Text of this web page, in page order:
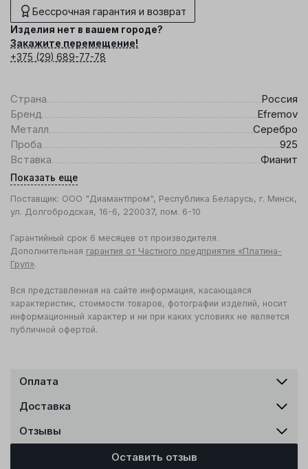
Бессрочная гарантия и возврат
Изделия нет в вашем городе?
Закажите перемещение!
+375 (29) 689-77-78
Страна
Россия
Бренд
Efremov
Металл
Серебро
Проба
925
Вставка
Фианит
Показать еще
Поставщик: ООО "Диамантпром", Республика Беларусь, г. Минск,
ул. Долгобродская, 16-6, 220037, пом. 6-10
Гарантийный срок 6 месяцев от производителя.
Дополнительная гарантия от Частного предприятия «Платина-
Груп».
Вся представленная на сайте информация, касающаяся
характеристик, стоимости товаров, фотографии изделий, носит
информационный характер и ни при каких условиях не является
публичной офертой.
Оплата
Доставка
Отзывы
Оставить отзыв